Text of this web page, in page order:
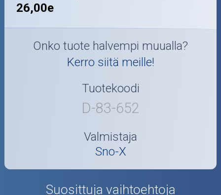
26,00e
Onko tuote halvempi muualla?
Kerro siitä meille!
Tuotekoodi
D-83-652
Valmistaja
Sno-X
Suosittuja vaihtoehtoja